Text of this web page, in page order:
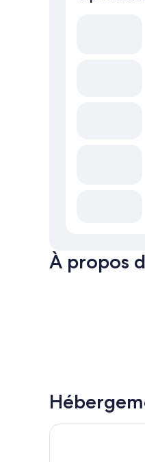
À propos
Hotel Sarah Nui